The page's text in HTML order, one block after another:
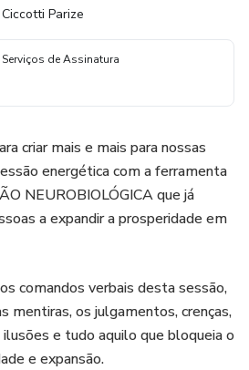
Parize
de Assinatura
criar mais e mais para nossas
energética com a ferramenta
NEUROBIOLÓGICA que já
a expandir a prosperidade em
comandos verbais desta sessão,
mentiras, os julgamentos, crenças,
e tudo aquilo que bloqueia o
e expansão.